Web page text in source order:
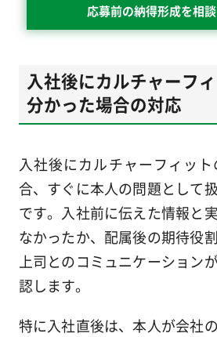
応募前の納得形成を相
入社後にカルチャーフ
分かった場合の対応
入社後にカルチャーフィッ
合、すぐに本人の問題として
です。入社前に伝えた情報と
なかったか、配属後の期待役
上司とのコミュニケーション
認します。
特に入社直後は、本人が会社